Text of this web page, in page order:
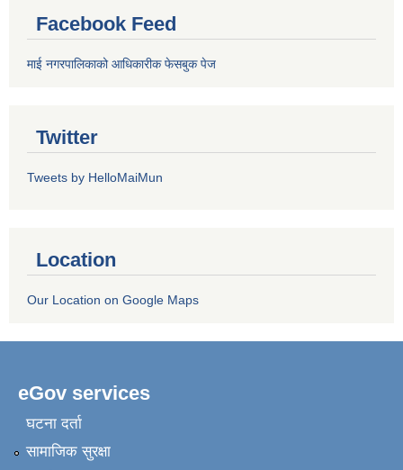
Facebook Feed
माई नगरपालिकाको आधिकारीक फेसबुक पेज
Twitter
Tweets by HelloMaiMun
Location
Our Location on Google Maps
eGov services
घटना दर्ता
सामाजिक सुरक्षा